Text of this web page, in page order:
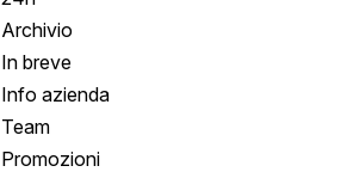
Archivio
In breve
Info azienda
Team
Promozioni